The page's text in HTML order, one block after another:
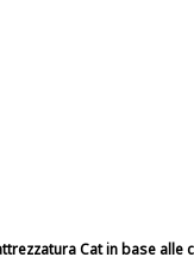
Cat in base